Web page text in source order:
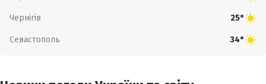
Чернігів 25°
Севастополь 34°